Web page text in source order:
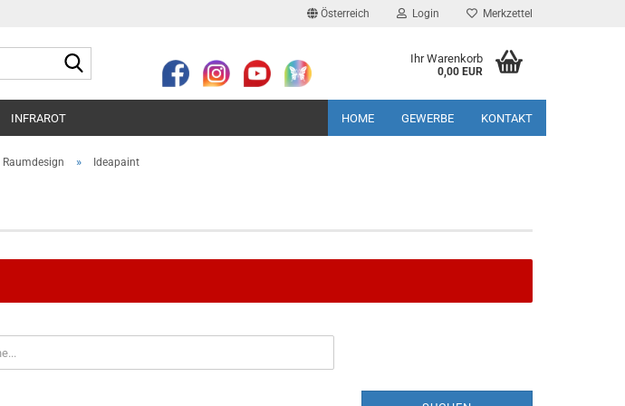
Österreich Login Merkzettel
Ihr Warenkorb
0,00 EUR
INFRAROT HOME GEWERBE KONTAKT
Raumdesign » Ideapaint